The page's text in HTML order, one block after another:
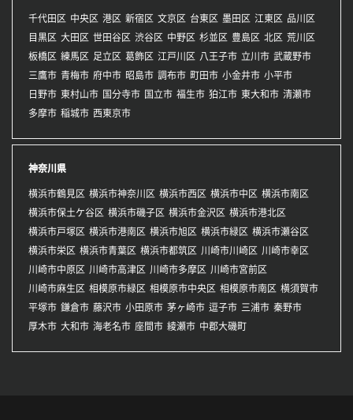
千代田区 中央区 港区 新宿区 文京区 台東区 墨田区 江東区 品川区
目黒区 大田区 世田谷区 渋谷区 中野区 杉並区 豊島区 北区 荒川区
板橋区 練馬区 足立区 葛飾区 江戸川区 八王子市 立川市 武蔵野市
三鷹市 青梅市 府中市 昭島市 調布市 町田市 小金井市 小平市
日野市 東村山市 国分寺市 国立市 福生市 狛江市 東大和市 清瀬市
多摩市 稲城市 西東京市
神奈川県
横浜市鶴見区 横浜市神奈川区 横浜市西区 横浜市中区 横浜市南区
横浜市保土ケ谷区 横浜市磯子区 横浜市金沢区 横浜市港北区
横浜市戸塚区 横浜市港南区 横浜市旭区 横浜市緑区 横浜市瀬谷区
横浜市栄区 横浜市青葉区 横浜市都筑区 川崎市川崎区 川崎市幸区
川崎市中原区 川崎市高津区 川崎市多摩区 川崎市宮前区
川崎市麻生区 相模原市緑区 相模原市中央区 相模原市南区 横須賀市
平塚市 鎌倉市 藤沢市 小田原市 茅ヶ崎市 逗子市 三浦市 秦野市
厚木市 大和市 海老名市 座間市 綾瀬市 中郡大磯町